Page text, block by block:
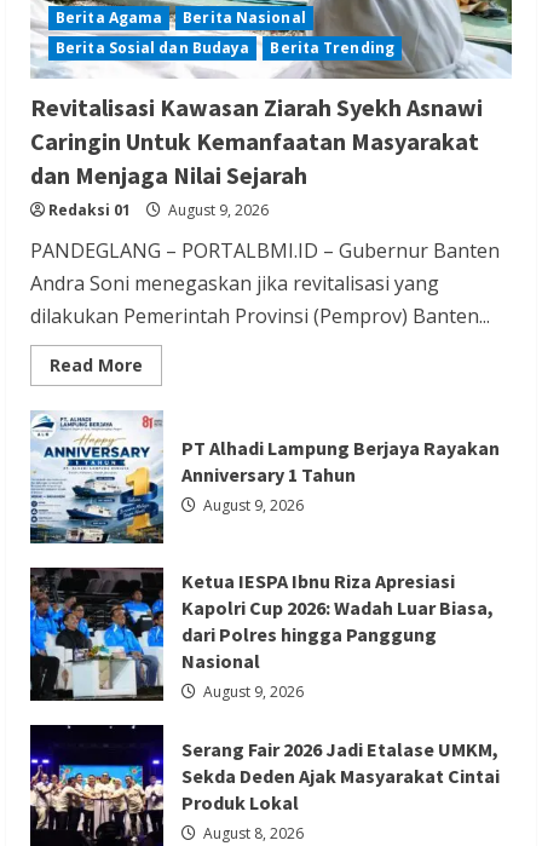
Berita Nasional Berita Olahraga Berita TNI/POLRI
Ketua IESPA Ibnu Riza Apresiasi Kapolri
Cup 2026: Wadah Luar Biasa, dari Polres
hingga Panggung Nasional
Redaksi 01 August 9, 2026
Berita Trending
Serang Fair 2026 Jadi Etalase UMKM,
Sekda Deden Ajak Masyarakat Cintai
Produk Lokal
Redaksi 01
Berita Nasional Berita Politik Berita Terbaru
Sosialisasi Susunan Pengurus DPC PPP
Berita Agama
Berita Nasional
Berita Sosial dan Budaya
Berita Trending
Revitalisasi Kawasan Ziarah Syekh Asnawi
Caringin Untuk Kemanfaatan Masyarakat
dan Menjaga Nilai Sejarah
Redaksi 01 August 9, 2026
PANDEGLANG – PORTALBMI.ID – Gubernur Banten
Andra Soni menegaskan jika revitalisasi yang
dilakukan Pemerintah Provinsi (Pemprov) Banten...
Read More
more
Revitalisasi
Kawasan
Ziarah
Syekh
Asnawi
Caringin
Untuk
Kemanfaatan
Masyarakat
dan
Menjaga
Nilai
Sejarah
PT Alhadi Lampung Berjaya Rayakan
Anniversary 1 Tahun
August 9, 2026
Ketua IESPA Ibnu Riza Apresiasi
Kapolri Cup 2026: Wadah Luar Biasa,
dari Polres hingga Panggung
Nasional
August 9, 2026
Serang Fair 2026 Jadi Etalase UMKM,
Sekda Deden Ajak Masyarakat Cintai
Produk Lokal
August 8, 2026